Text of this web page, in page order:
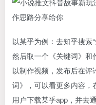
以某乎为例：去知乎搜索
然后取一个《关键词》
以制作视频，发布后在
词》，可以看更多内容，
用户下载某乎app，并去